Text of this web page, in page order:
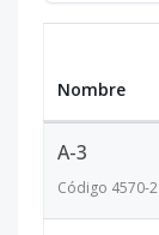
Nombre
A-3
Código 4570-2